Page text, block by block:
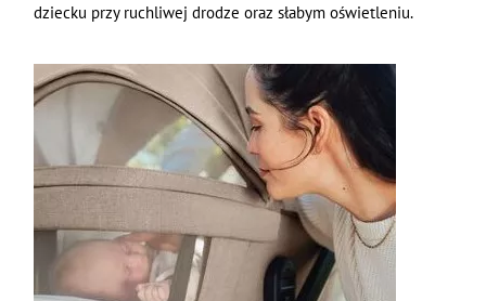
dziecku przy ruchliwej drodze oraz słabym oświetleniu.